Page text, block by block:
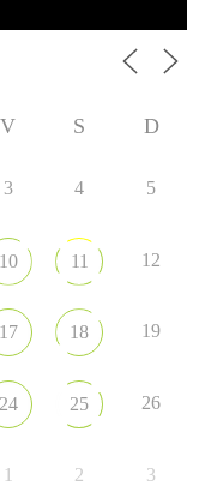
V S D
3 4 5
10 11 12
17 18 19
24 25 26
1 2 3